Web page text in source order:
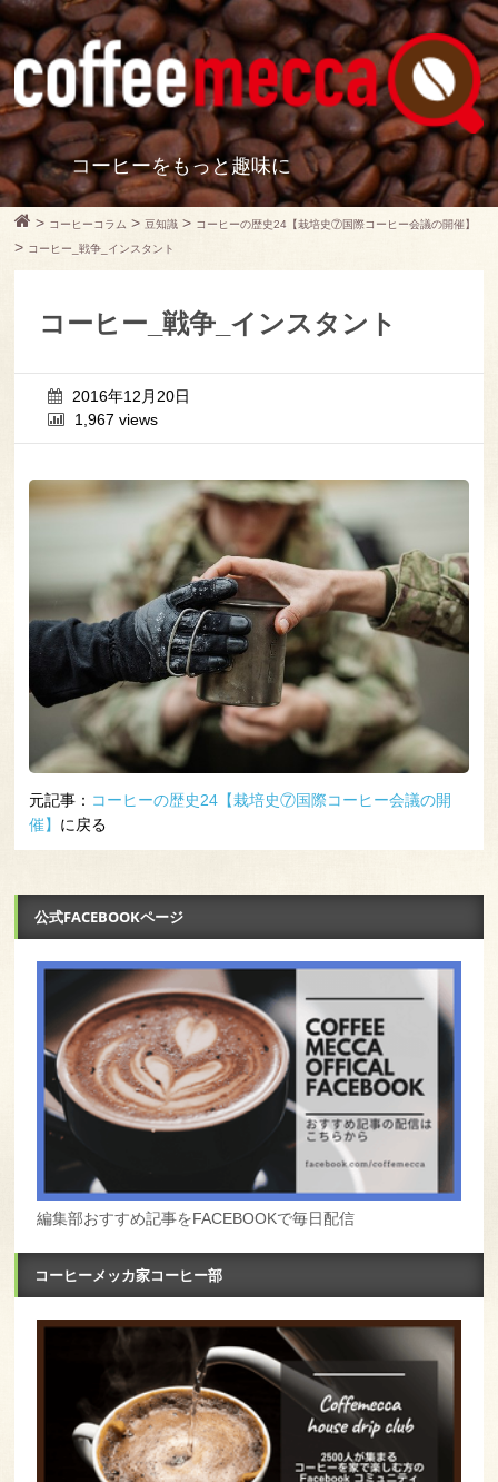
コーヒーをもっと趣味に
> コーヒーコラム >豆知識 > コーヒーの歴史24【栽培史⑦国際コーヒー会議の開催】
> コーヒー_戦争_インスタント
コーヒー_戦争_インスタント
2016年12月20日
1,967 views
元記事： コーヒーの歴史24【栽培史⑦国際コーヒー会議の開
催】 に戻る
公式FACEBOOKページ
編集部おすすめ記事をFACEBOOKで毎日配信
コーヒーメッカ家コーヒー部